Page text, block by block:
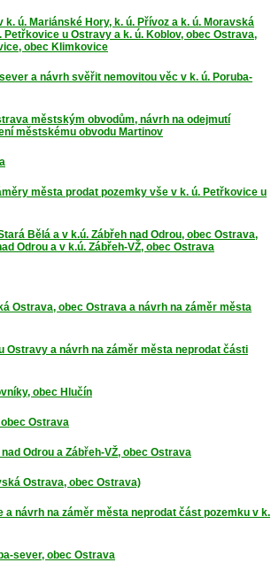
ú. Mariánské Hory, k. ú. Přívoz a k. ú. Moravská
u Ostravy a k. ú. Koblov, obec Ostrava,
obec Klimkovice
a návrh svěřit nemovitou věc v k. ú. Poruba-
městským obvodům, návrh na odejmutí
městskému obvodu Martinov
města prodat pozemky vše v k. ú. Petřkovice u
Bělá a v k.ú. Zábřeh nad Odrou, obec Ostrava,
Odrou a v k.ú. Zábřeh-VŽ, obec Ostrava
Ostrava, obec Ostrava a návrh na záměr města
Ostravy a návrh na záměr města neprodat části
obec Hlučín
Ostrava
Odrou a Zábřeh-VŽ, obec Ostrava
Ostrava, obec Ostrava)
návrh na záměr města neprodat část pozemku v k.
sever, obec Ostrava